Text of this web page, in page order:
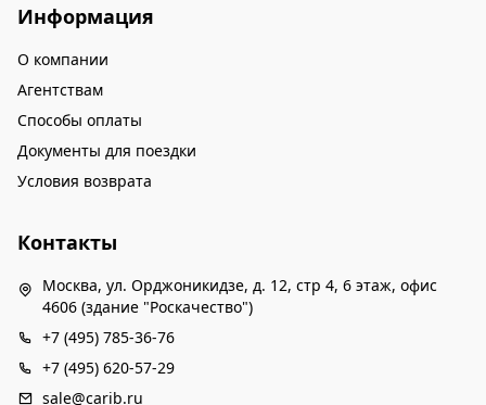
Информация
О компании
Агентствам
Способы оплаты
Документы для поездки
Условия возврата
Контакты
Москва, ул. Орджоникидзе, д. 12, стр 4, 6 этаж, офис
4606 (здание "Роскачество")
+7 (495) 785-36-76
+7 (495) 620-57-29
sale@carib.ru